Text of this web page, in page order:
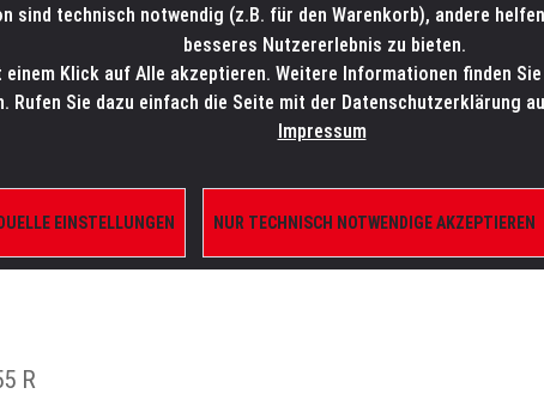
SALES-HOTLINE: +49 5451 5900-800 24/7: sales@lmp.de
SHOP MARKEN AKTUELLES SERVICE
R
sind technisch notwendig (z.B. für den Warenkorb), andere
besseres Nutzererlebnis zu bieten.
Klick auf Alle akzeptieren. Weitere Informationen finden
Rufen Sie dazu einfach die Seite mit der Datenschutzerklärung
Impressum
EINSTELLUNGEN NUR TECHNISCH NOTWENDIGE AKZEPTIEREN